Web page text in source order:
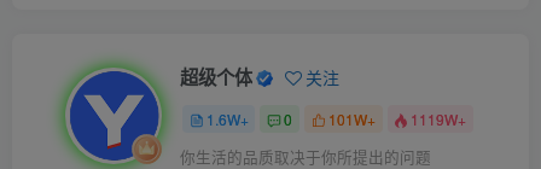
超级个体 关注
1.6W+ 0 101W+ 1119W+
你生活的品质取决于你所提出的问题